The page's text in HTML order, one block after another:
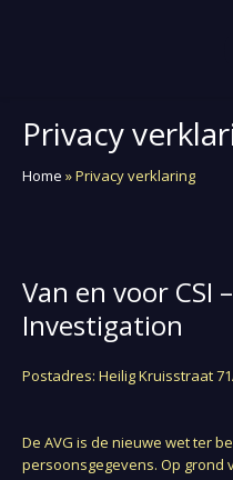
Privacy
Home »Privacy verklaring
Van en voor CSI
Investigation
Postadres: Heilig Kruisstraat
De AVG is de nieuwe wet ter
persoonsgegevens. Op grond